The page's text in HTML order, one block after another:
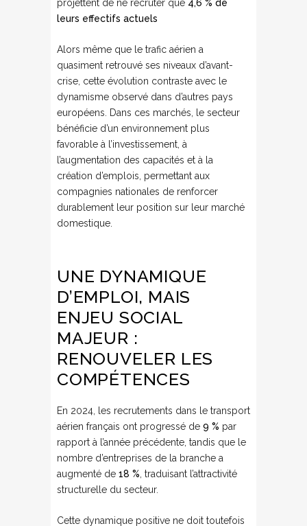
projettent de ne recruter que 4,6 % de
leurs effectifs actuels
Alors même que le trafic aérien a
quasiment retrouvé ses niveaux d’avant-
crise, cette évolution contraste avec le
dynamisme observé dans d’autres pays
européens. Dans ces marchés, le secteur
bénéficie d’un environnement plus
favorable à l’investissement, à
l’augmentation des capacités et à la
création d’emplois, permettant aux
compagnies nationales de renforcer
durablement leur position sur leur marché
domestique.
UNE DYNAMIQUE
D’EMPLOI, MAIS
ENJEU SOCIAL
MAJEUR :
RENOUVELER LES
COMPÉTENCES
En 2024, les recrutements dans le transport
aérien français ont progressé de 9 % par
rapport à l’année précédente, tandis que le
nombre d’entreprises de la branche a
augmenté de 18 % , traduisant l’attractivité
structurelle du secteur.
Cette dynamique positive ne doit toutefois